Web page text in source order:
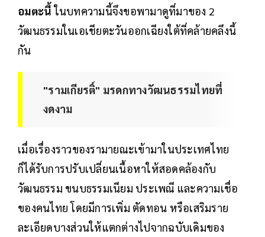
อมตะนี้ ในบทความนี้จึงขอพามาดูที่มาของ 2
วัฒนธรรมในเอเชียตะวันออกเฉียงใต้ที่คล้ายคลึงนี้
กัน
"รามเกียรติ์" มรดกทางวัฒนธรรมไทยที่
งดงาม
เมื่อเรื่องราวของรามายณะเข้ามาในประเทศไทย
ก็ได้รับการปรับเปลี่ยนเนื้อหาให้สอดคล้องกับ
วัฒนธรรม ขนบธรรมเนียม ประเพณี และความเชื่อ
ของคนไทย โดยมีการเพิ่ม ตัดทอน หรือเสริมราย
ละเอียดบางส่วนให้แตกต่างไปจากฉบับเดิมของ